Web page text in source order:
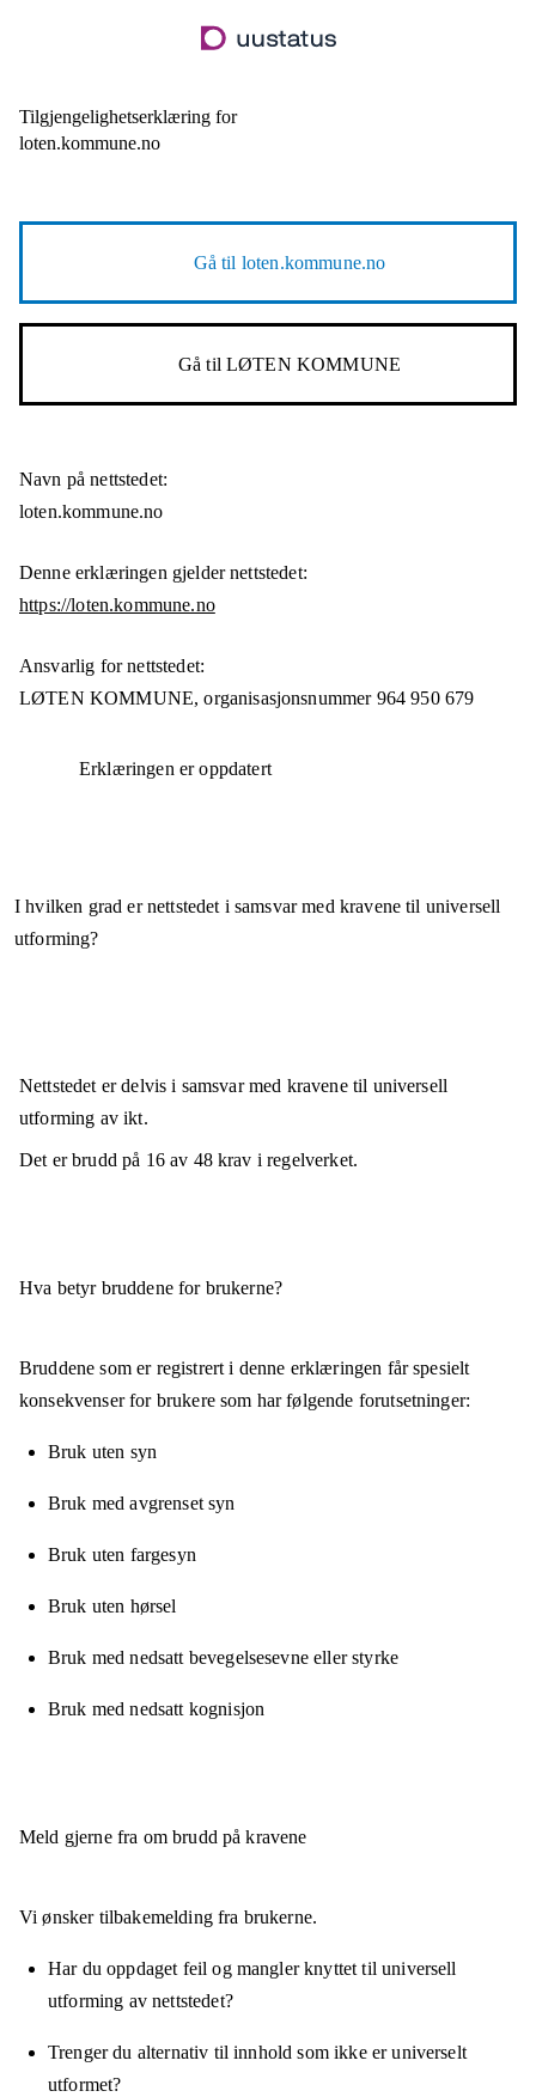
til
Tilgjengelighetserklæring for
loten.kommune.no
Gå til loten.kommune.no
Gå tilLØTEN KOMMUNE
Navn på nettstedet:
loten.kommune.no
Denne erklæringen gjelder nettstedet:
https://loten.kommune.no
Ansvarlig for nettstedet:
LØTEN KOMMUNE,organisasjonsnummer 964 950 679
Erklæringen er oppdatert
I hvilken grad er nettstedet i samsvar med kravene til universell
utforming?
Nettstedet erdelvis i samsvarmed kravene til universell
utforming av ikt.
Det er brudd på 16av 48krav i regelverket.
Hva betyr bruddene for brukerne?
Bruddene som er registrert i denne erklæringen får spesielt
konsekvenser for brukere som har følgende forutsetninger:
Bruk uten syn
Bruk med avgrenset syn
Bruk uten fargesyn
Bruk uten hørsel
Bruk med nedsatt bevegelsesevne eller styrke
Bruk med nedsatt kognisjon
Meld gjerne fra om brudd på kravene
Vi ønsker tilbakemelding fra brukerne.
Har du oppdaget feil og mangler knyttet til universell
utforming av nettstedet?
Trenger du alternativ til innhold som ikke er universelt
utformet?